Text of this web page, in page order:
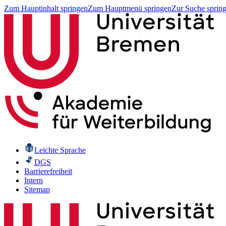
Zum Hauptinhalt springenZum Hauptmenü springenZur Suche
Leichte Sprache
DGS
Barrierefreiheit
Intern
Sitemap